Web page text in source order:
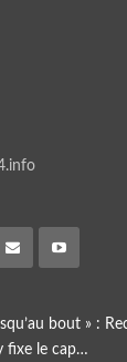
bout » :
fixe le cap…